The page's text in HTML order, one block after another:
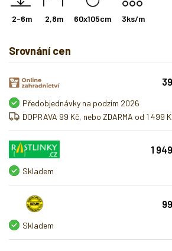
2-6m 2,8m 60x105cm 3ks/m
Srovnání cen
Předobjednávky na podzim 2026
DOPRAVA 99 Kč, nebo ZDARMA od 1 499
1
Skladem
Skladem